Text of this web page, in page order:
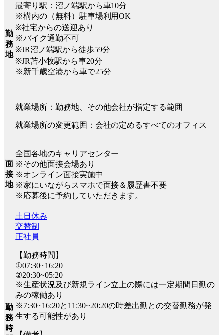
勤
務
地
最寄り駅：沼ノ端駅から車10分
※構内の（無料）駐車場利用OK
※社宅からの送迎あり
※バイク通勤不可
※JR沼ノ端駅から徒歩59分
※JR苫小牧駅から車20分
※新千歳空港から車で25分
就業場所：勤務地、その他会社が指定する範囲
就業場所の変更範囲：会社の定めるすべてのオフィス
面
接
地
全国各地のキャリアセンター
※その他面接会場あり
※オンライン面接実施中
※家にいながらスマホで面接＆履歴書不要
※応募後に予約していただきます。
勤
務
時
土日休み
交替制
正社員
【勤務時間】
①07:30~16:20
②20:30~05:20
※生産状況及び新規ライン立上の際には一定期間日勤の
みの稼働あり
※7:30~16:20と11:30~20:20の時差出勤との交替勤務が発
生する可能性があり